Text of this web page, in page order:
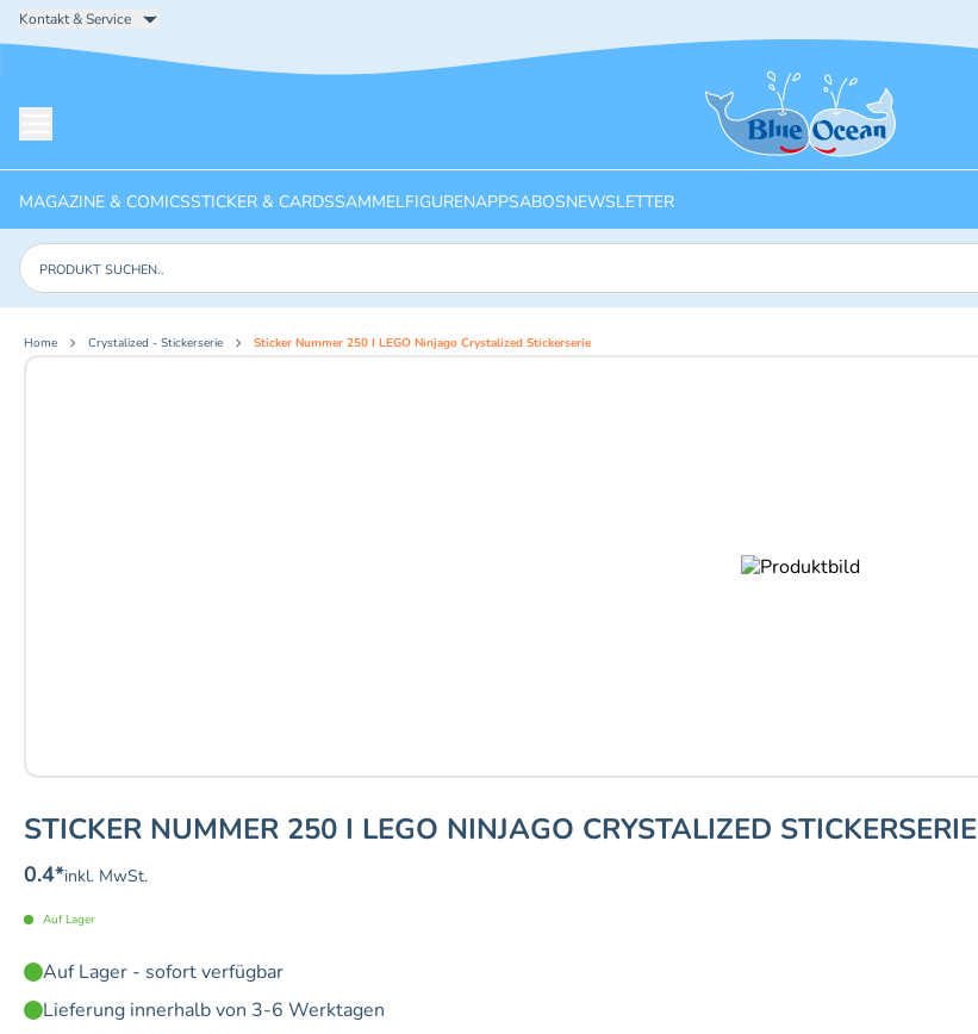
Kontakt & Service
Startseite
MAGAZINE & COMICSSTICKER & CARDSSAMMELFIGURENAPPSABOSNEWSLETTER
Produkte suchen
Home Crystalized - Stickerserie Sticker Nummer 250 I LEGO Ninjago Crystalized Stickerserie
STICKER NUMMER 250 I LEGO NINJAGO CRYSTALIZED STICKERSERIE
0.4*inkl. MwSt.
Auf Lager
Auf Lager - sofort verfügbar
Lieferung innerhalb von 3-6 Werktagen